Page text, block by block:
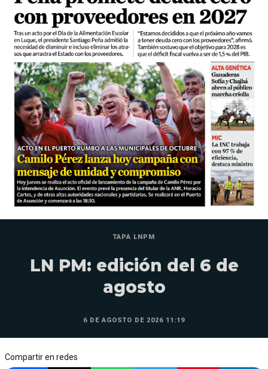
TAPA LNPM
LN PM: edición del 6 de
agosto
6 DE AGOSTO DE 2026 11:19
Compartir en redes